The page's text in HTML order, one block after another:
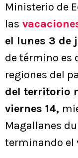
Ministerio de
las
el lunes 3 de
de término es
regiones del
del territorio
viernes 14,
Magallanes
terminando el